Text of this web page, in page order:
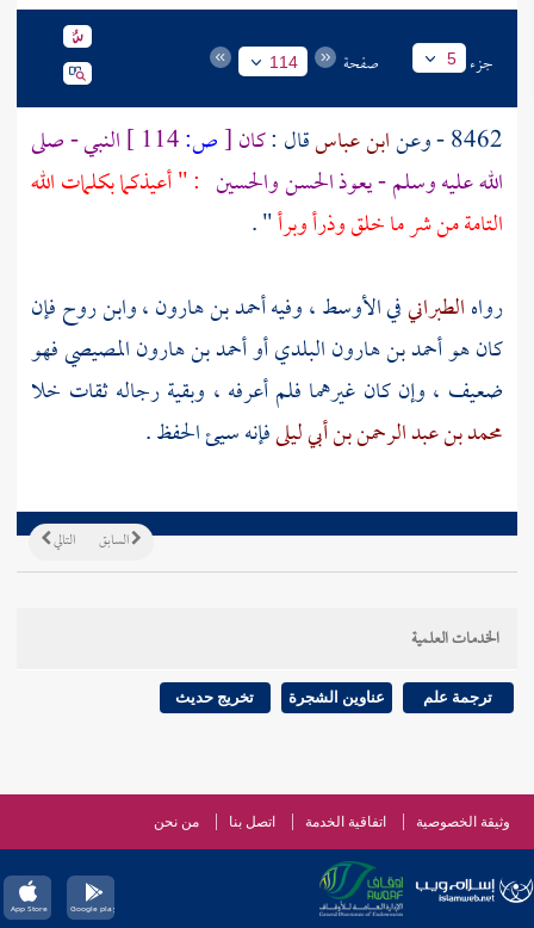
جزء 5 صفحة 114
8462 - وعن ابن عباسقال :كان[ص:
النبي - صلى
الله عليه وسلم - يعوذالحسنوالحسين : " أعيذكما بكلمات الله
التامة من شر ما خلق وذرأ وبرأ" .
رواهالطبرانيفي الأوسط ، وفيهأحمد بن هارون،وابن روحفإن
كان هوأحمد بن هارون البلديأوأحمد بن هارون المصيصيفهو
ضعيف ، وإن كان غيرهما فلم أعرفه ، وبقية رجاله ثقات خلا
محمد بن عبد الرحمن بن أبي ليلىفإنه سيئ الحفظ .
التالي السابق
الخدمات العلمية
ترجمة علم عناوين الشجرة تخريج حديث
وثيقة الخصوصية اتفاقية الخدمة اتصل بنا من نحن